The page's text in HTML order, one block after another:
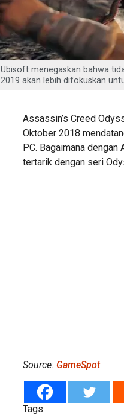
Ubisoft menegaskan bahwa
2019 akan lebih difokuskan
Assassin’s Creed
Oktober 2018
PC. Bagaimana dengan
tertarik dengan seri
Source: GameSpot
Tags: